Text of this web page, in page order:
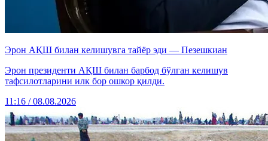
Эрон АҚШ билан келишувга тайёр эди — Пезешкиан
Эрон президенти АҚШ билан барбод бўлган келишув
тафсилотларини илк бор ошкор қилди.
11:16 / 08.08.2026